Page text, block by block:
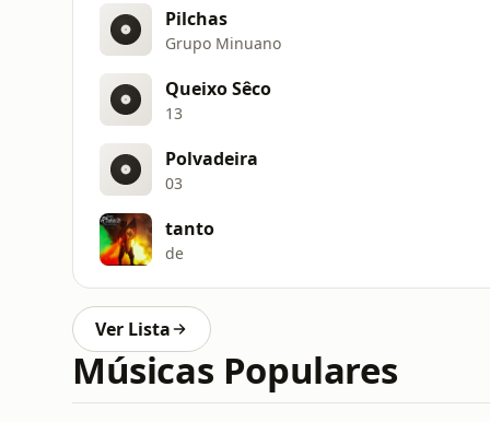
Pilchas
Grupo Minuano
Queixo Sêco
13
Polvadeira
03
tanto
de
Ver Lista
Músicas Populares